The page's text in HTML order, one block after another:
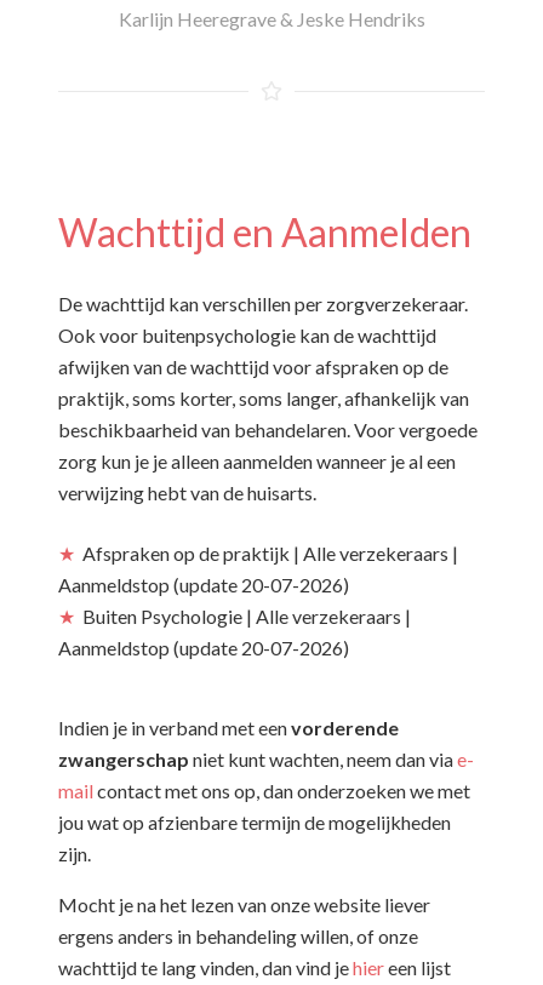
Karlijn Heeregrave& Jeske Hendriks
Wachttijd en Aanmelden
De wachttijd kan verschillen per zorgverzekeraar.
Ook voor buitenpsychologie kan de wachttijd
afwijken van de wachttijd voor afspraken op de
praktijk, soms korter, soms langer, afhankelijk van
beschikbaarheid van behandelaren. Voor vergoede
zorg kun je je alleen aanmelden wanneer je al een
verwijzing hebt van de huisarts.
★ Afspraken op de praktijk | Alle verzekeraars |
Aanmeldstop (update 20-07-2026)
★ Buiten Psychologie | Alle verzekeraars |
Aanmeldstop (update 20-07-2026)
Indien je in verband met eenvorderende
zwangerschap niet kunt wachten, neem dan viae-
mail contact met ons op, dan onderzoeken we met
jou wat op afzienbare termijn de mogelijkheden
zijn.
Mocht je na het lezen van onze website liever
ergens anders in behandeling willen, of onze
wachttijd te lang vinden, dan vind jehiereen lijst